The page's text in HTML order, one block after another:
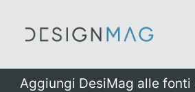
Aggiungi DesiMag alle fonti